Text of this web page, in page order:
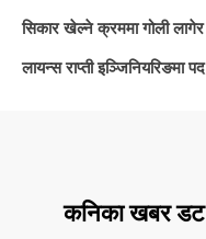
सिकार खेल्ने क्रममा गोली
लायन्स राप्ती इञ्जिनियरिङमा
कनिका खबर